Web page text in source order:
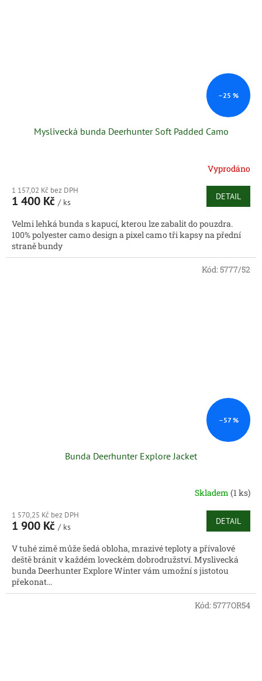
–25 %
Myslivecká bunda Deerhunter Soft Padded Camo
Vyprodáno
1 157,02 Kč bez DPH
1 400 Kč / ks
DETAIL
Velmi lehká bunda s kapucí, kterou lze zabalit do pouzdra.
100% polyester camo design a pixel camo tři kapsy na přední
straně bundy
–57 %
Bunda Deerhunter Explore Jacket
Skladem (1 ks)
1 570,25 Kč bez DPH
1 900 Kč / ks
DETAIL
V tuhé zimě může šedá obloha, mrazivé teploty a přívalové
deště bránit v každém loveckém dobrodružství. Myslivecká
bunda Deerhunter Explore Winter vám umožní s jistotou
překonat...
Kód:5777/52
Kód:5777OR54